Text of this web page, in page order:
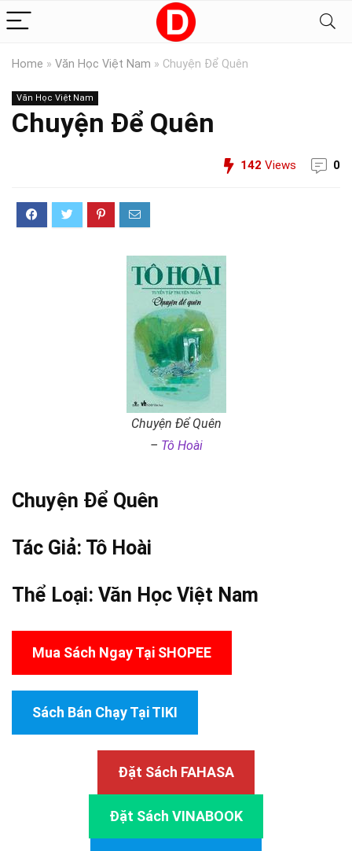
Home » Văn Học Việt Nam » Chuyện Để Quên
Văn Học Việt Nam
Chuyện Để Quên
142 Views 0
Chuyện Để Quên
– Tô Hoài
Chuyện Để Quên
Tác Giả: Tô Hoài
Thể Loại: Văn Học Việt Nam
Mua Sách Ngay Tại SHOPEE
Sách Bán Chạy Tại TIKI
Đặt Sách FAHASA
Đặt Sách VINABOOK